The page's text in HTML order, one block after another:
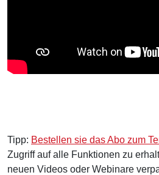
Tipp: Bestellen sie das Abo zum
Zugriff auf alle Funktionen zu
neuen Videos oder Webinare